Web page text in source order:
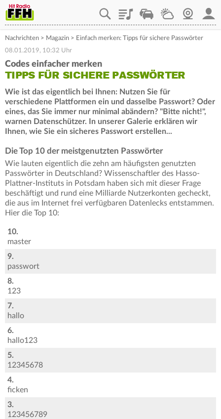
PlaylistStaupilotWetterWebcam
Nachrichten > Magazin > Einfach merken: Tipps für sichere Passwörter
08.01.2019, 10:32 Uhr
Codes einfacher merken
TIPPS FÜR SICHERE PASSWÖRTER
Wie ist das eigentlich bei Ihnen: Nutzen Sie für
verschiedene Plattformen ein und dasselbe Passwort? Oder
eines, das Sie immer nur minimal abändern? "Bitte nicht!",
warnen Datenschützer. In unserer Galerie erklären wir
Ihnen, wie Sie ein sicheres Passwort erstellen...
Die Top 10 der meistgenutzten Passwörter
Wie lauten eigentlich die zehn am häufigsten genutzten
Passwörter in Deutschland? Wissenschaftler des Hasso-
Plattner-Instituts in Potsdam haben sich mit dieser Frage
beschäftigt und rund eine Milliarde Nutzerkonten gecheckt,
die aus im Internet frei verfügbaren Datenlecks entstammen.
Hier die Top 10:
10.
master
9.
passwort
8.
123
7.
hallo
6.
hallo123
5.
12345678
4.
ficken
3.
123456789